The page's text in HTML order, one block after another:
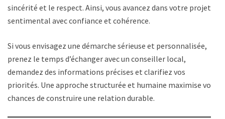
sincérité et le respect. Ainsi, vous avancez dans votre projet
sentimental avec confiance et cohérence.
Si vous envisagez une démarche sérieuse et personnalisée,
prenez le temps d’échanger avec un conseiller local,
demandez des informations précises et clarifiez vos
priorités. Une approche structurée et humaine maximise vos
chances de construire une relation durable.